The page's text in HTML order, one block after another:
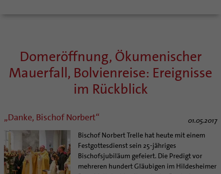
Domeröffnung, Ökumenischer
Mauerfall, Bolvienreise: Ereignisse
im Rückblick
„Danke, Bischof Norbert“ 01.05.2017
Bischof Norbert Trelle hat heute mit einem
Festgottesdienst sein 25-jähriges
Bischofsjubiläum gefeiert. Die Predigt vor
mehreren hundert Gläubigen im Hildesheimer